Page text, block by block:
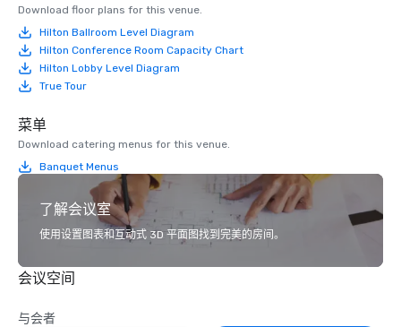
Download floor plans for this venue.
Hilton Ballroom Level Diagram
Hilton Conference Room Capacity Chart
Hilton Lobby Level Diagram
True Tour
菜单
Download catering menus for this venue.
Banquet Menus
了解会议室
使用设置图表和互动式 3D 平面图找到完美的房间。
会议空间
与会者